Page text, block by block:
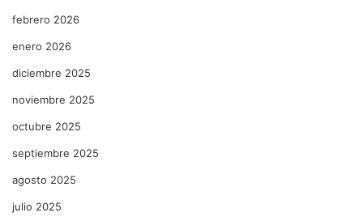
febrero 2026
enero 2026
diciembre 2025
noviembre 2025
octubre 2025
septiembre 2025
agosto 2025
julio 2025